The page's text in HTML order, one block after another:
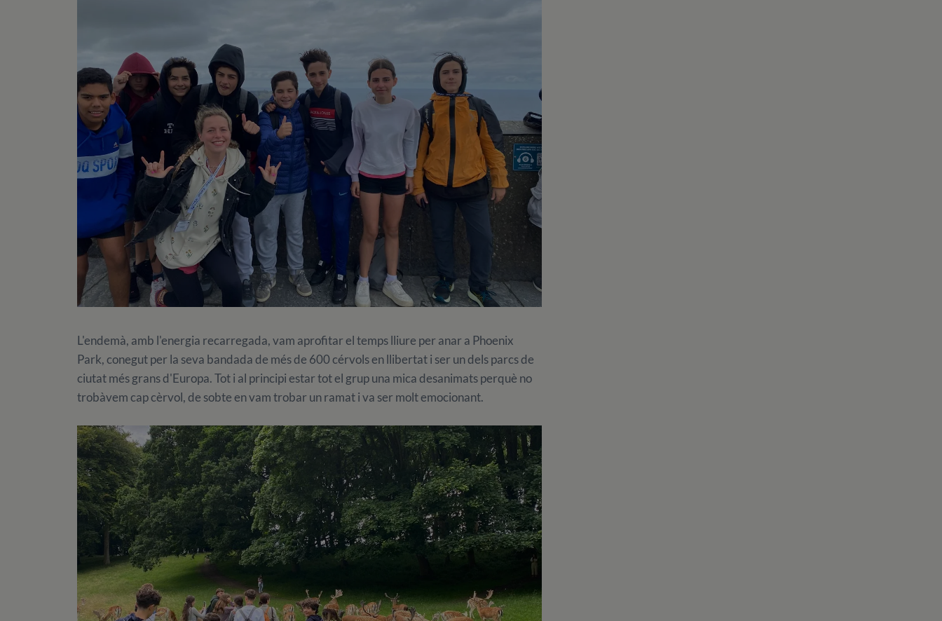
L'endemà, amb l'energia recarregada, vam aprofitar el temps lliure per anar a Phoenix
Park, conegut per la seva bandada de més de 600 cérvols en llibertat i ser un dels parcs de
ciutat més grans d'Europa. Tot i al principi estar tot el grup una mica desanimats perquè no
trobàvem cap cèrvol, de sobte en vam trobar un ramat i va ser molt emocionant.